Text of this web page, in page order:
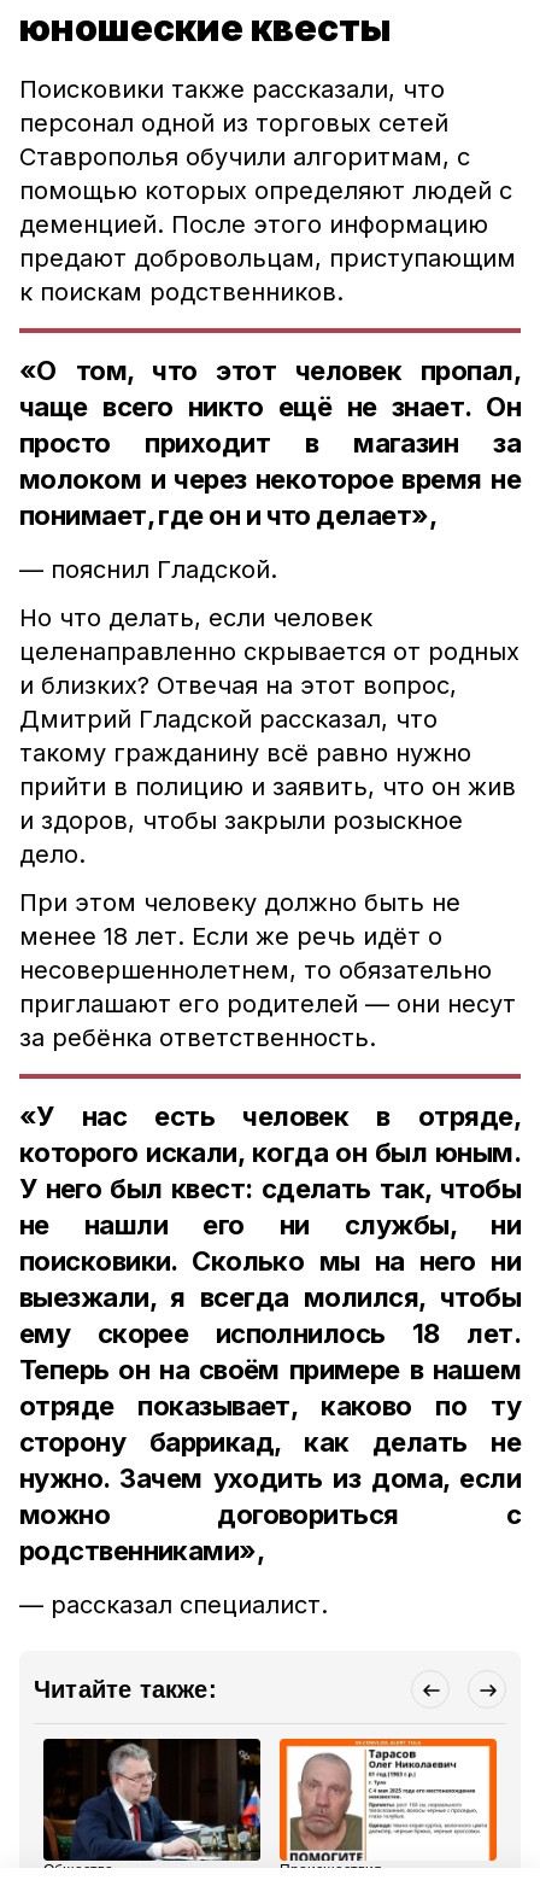
юношеские квесты
Поисковики также рассказали, что
персонал одной из торговых сетей
Ставрополья обучили алгоритмам, с
помощью которых определяют людей с
деменцией. После этого информацию
предают добровольцам, приступающим
к поискам родственников.
«О том, что этот человек пропал,
чаще всего никто ещё не знает. Он
просто приходит в магазин за
молоком и через некоторое время не
понимает, где он и что делает»,
— пояснил Гладской.
Но что делать, если человек
целенаправленно скрывается от родных
и близких? Отвечая на этот вопрос,
Дмитрий Гладской рассказал, что
такому гражданину всё равно нужно
прийти в полицию и заявить, что он жив
и здоров, чтобы закрыли розыскное
дело.
При этом человеку должно быть не
менее 18 лет. Если же речь идёт о
несовершеннолетнем, то обязательно
приглашают его родителей — они несут
за ребёнка ответственность.
«У нас есть человек в отряде,
которого искали, когда он был юным.
У него был квест: сделать так, чтобы
не нашли его ни службы, ни
поисковики. Сколько мы на него ни
выезжали, я всегда молился, чтобы
ему скорее исполнилось 18 лет.
Теперь он на своём примере в нашем
отряде показывает, каково по ту
сторону баррикад, как делать не
нужно. Зачем уходить из дома, если
можно договориться с
родственниками»,
— рассказал специалист.
Читайте также:
Общество Происшествия